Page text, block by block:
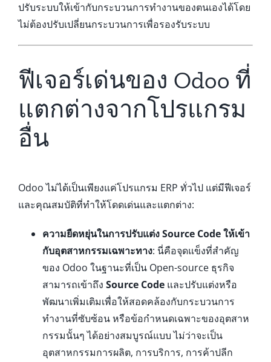
ปรับระบบให้เข้ากับกระบวนการทำงานของตนเองได้โดย
ไม่ต้องปรับเปลี่ยนกระบวนการเพื่อรองรับระบบ
ฟีเจอร์เด่นของ Odoo ที่
แตกต่างจากโปรแกรม
อื่น
Odoo ไม่ได้เป็นเพียงแค่โปรแกรม ERP ทั่วไป แต่มีฟีเจอร์
และคุณสมบัติที่ทำให้โดดเด่นและแตกต่าง:
ความยืดหยุ่นในการปรับแต่ง Source Code ให้เข้า
กับอุตสาหกรรมเฉพาะทาง: นี่คือจุดแข็งที่สำคัญ
ของ Odoo ในฐานะที่เป็น Open-source ธุรกิจ
สามารถเข้าถึง Source Codeและปรับแต่งหรือ
พัฒนาเพิ่มเติมเพื่อให้สอดคล้องกับกระบวนการ
ทำงานที่ซับซ้อน หรือข้อกำหนดเฉพาะของอุตสาห
กรรมนั้นๆ ได้อย่างสมบูรณ์แบบ ไม่ว่าจะเป็น
อุตสาหกรรมการผลิต, การบริการ, การค้าปลีก